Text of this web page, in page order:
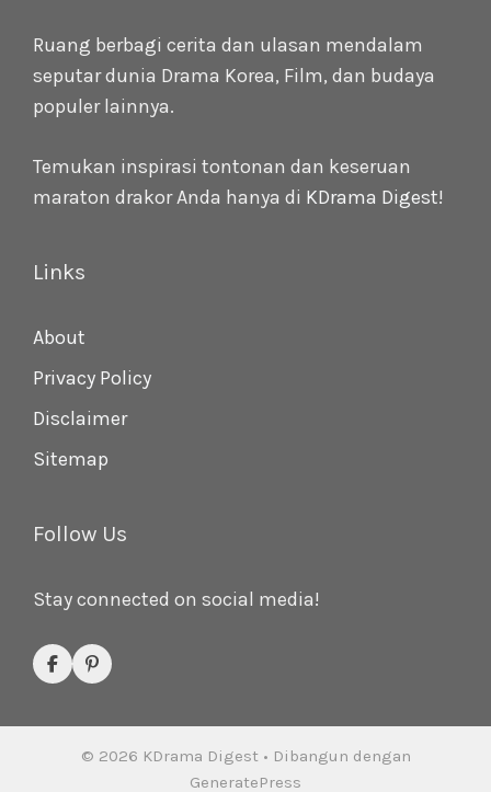
Ruang berbagi cerita dan ulasan mendalam
seputar dunia Drama Korea, Film, dan budaya
populer lainnya.
Temukan inspirasi tontonan dan keseruan
maraton drakor Anda hanya di KDrama Digest!
Links
About
Privacy Policy
Disclaimer
Sitemap
Follow Us
Stay connected on social media!
© 2026 KDrama Digest• Dibangun dengan
GeneratePress